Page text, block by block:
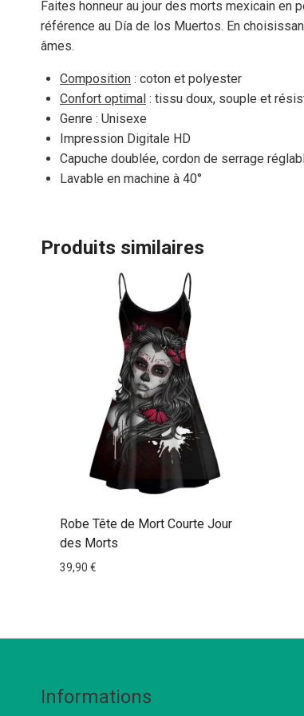
Faites honneur au jour des morts mexicain en
référence au Día de los Muertos. En
âmes.
Composition : coton et polyester
Confort optimal : tissu doux, souple et
Genre : Unisexe
Impression Digitale HD
Capuche doublée, cordon de serrage
Lavable en machine à 40°
Produits similaires
Robe Tête de Mort Courte Jour
des Morts
39,90 €
Informations